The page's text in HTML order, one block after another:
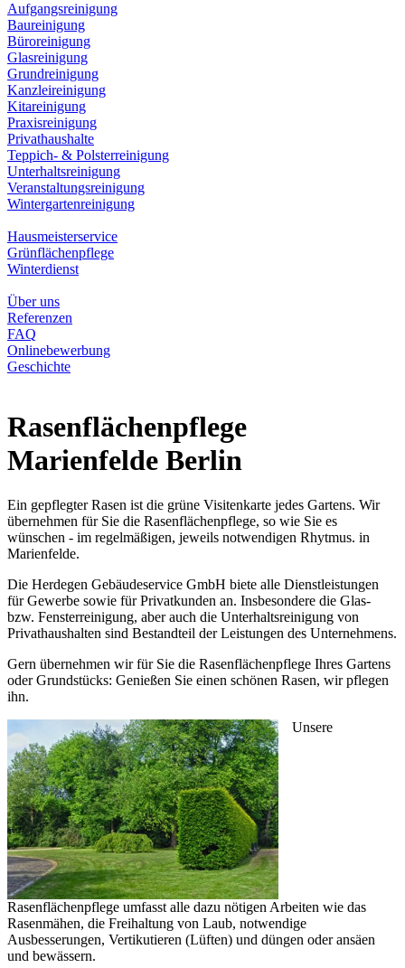
Aufgangsreinigung
Baureinigung
Büroreinigung
Glasreinigung
Grundreinigung
Kanzleireinigung
Kitareinigung
Praxisreinigung
Privathaushalte
Teppich- & Polsterreinigung
Unterhaltsreinigung
Veranstaltungsreinigung
Wintergartenreinigung
Hausmeisterservice
Grünflächenpflege
Winterdienst
Über uns
Referenzen
FAQ
Onlinebewerbung
Geschichte
Rasenflächenpflege
Marienfelde Berlin
Ein gepflegter Rasen ist die grüne Visitenkarte jedes Gartens. Wir
übernehmen für Sie die Rasenflächenpflege, so wie Sie es
wünschen - im regelmäßigen, jeweils notwendigen Rhytmus. in
Marienfelde.
Die Herdegen Gebäudeservice GmbH biete alle Dienstleistungen
für Gewerbe sowie für Privatkunden an. Insbesondere die Glas-
bzw. Fensterreinigung, aber auch die Unterhaltsreinigung von
Privathaushalten sind Bestandteil der Leistungen des Unternehmens.
Gern übernehmen wir für Sie die Rasenflächenpflege Ihres Gartens
oder Grundstücks: Genießen Sie einen schönen Rasen, wir pflegen
ihn.
Unsere
Rasenflächenpflege umfasst alle dazu nötigen Arbeiten wie das
Rasenmähen, die Freihaltung von Laub, notwendige
Ausbesserungen, Vertikutieren (Lüften) und düngen oder ansäen
und bewässern.